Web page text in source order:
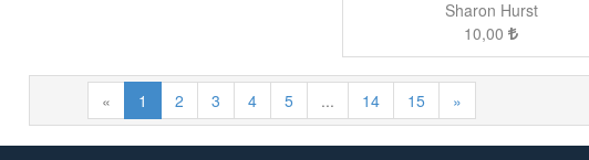
Sharon Hurst
10,00
« 1 2 3 4 5 ... 14 15 »